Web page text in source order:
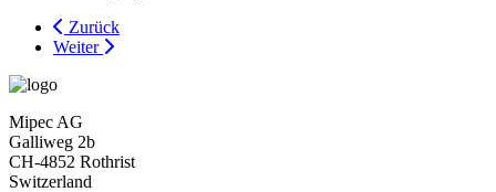
Zurück
Weiter
Mipec AG
Galliweg 2b
CH-4852 Rothrist
Switzerland